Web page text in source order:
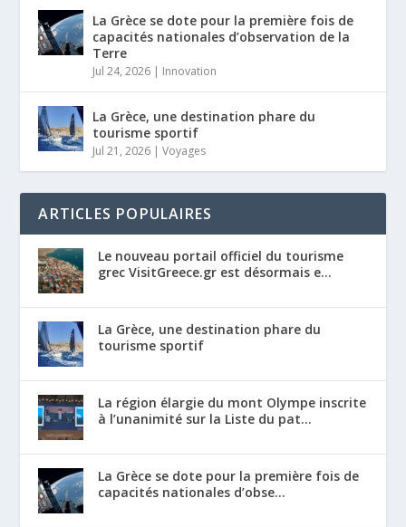
La Grèce se dote pour la première fois de
capacités nationales d’observation de la
Terre
Jul 24, 2026 | Innovation
La Grèce, une destination phare du
tourisme sportif
Jul 21, 2026 |Voyages
ARTICLES POPULAIRES
Le nouveau portail officiel du tourisme
grec VisitGreece.gr est désormais e...
La Grèce, une destination phare du
tourisme sportif
La région élargie du mont Olympe inscrite
à l’unanimité sur la Liste du pat...
La Grèce se dote pour la première fois de
capacités nationales d’obse...